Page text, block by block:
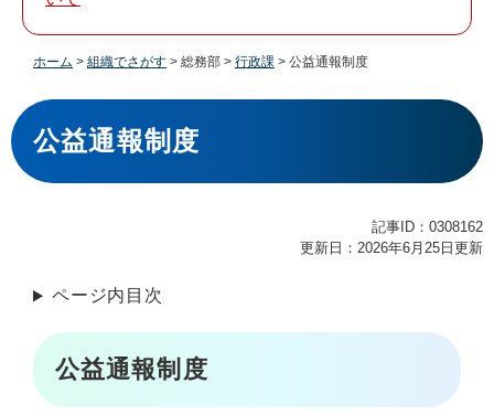
ホーム > 組織でさがす > 総務部 > 行政課 > 公益通報制度
本
文
公益通報制度
記事ID：0308162
更新日：2026年6月25日更新
ページ内目次
公益通報制度